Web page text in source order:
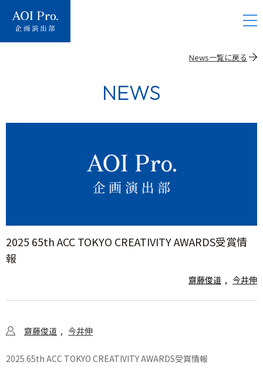
News一覧に戻る
NEWS
2025 65th ACC TOKYO CREATIVITY AWARDS受賞情
報
齋藤俊道 今井伸
齋藤俊道 今井伸
2025 65th ACC TOKYO CREATIVITY AWARDS受賞情報